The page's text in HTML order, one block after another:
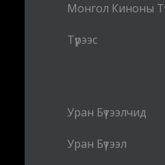
Монгол Киноны
Түрээс
Уран Бүтээлчид
Уран Бүтээл